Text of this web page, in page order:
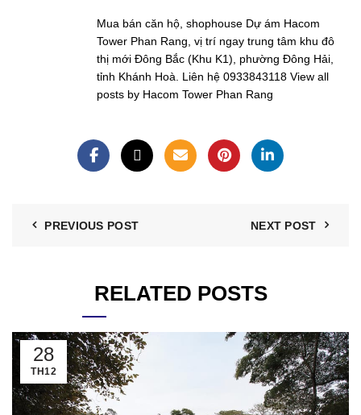
Mua bán căn hộ, shophouse Dự ám Hacom
Tower Phan Rang, vị trí ngay trung tâm khu đô
thị mới Đông Bắc (Khu K1), phường Đông Hải,
tỉnh Khánh Hoà. Liên hệ 0933843118 View all
posts by Hacom Tower Phan Rang
PREVIOUS POST NEXT POST
RELATED POSTS
28
TH12